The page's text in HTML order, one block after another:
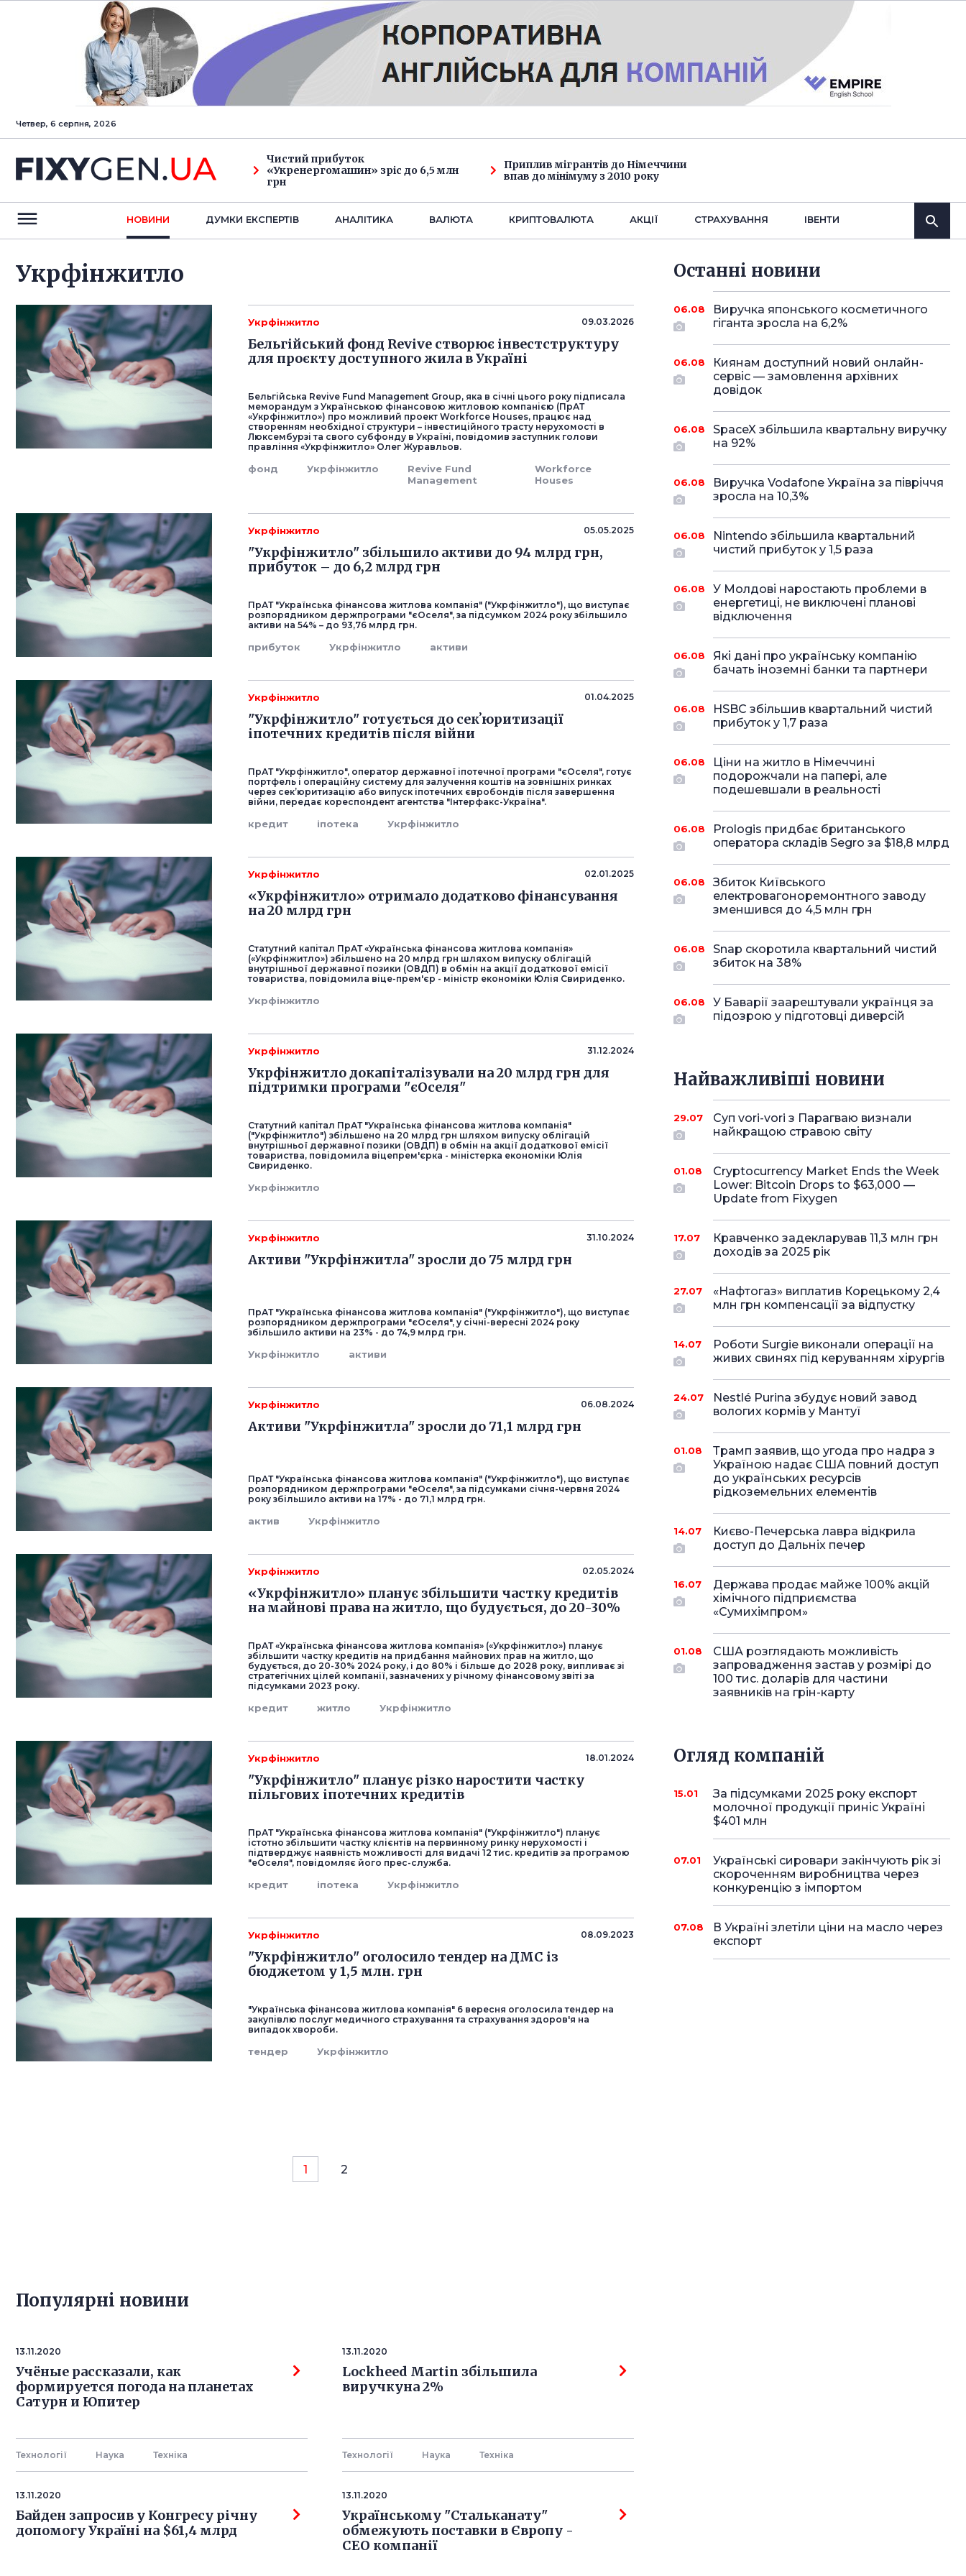
Четвер, 6 серпня, 2026
Чистий прибуток
«Укренергомашин» зріс до 6,5 млн
грн
Приплив мігрантів до Німеччини
впав до мінімуму з 2010 року
НОВИНИ ДУМКИ ЕКСПЕРТIВ АНАЛIТИКА ВАЛЮТА КРИПТОВАЛЮТА АКЦІЇ СТРАХУВАННЯ IВЕНТИ
Укрфінжитло
Укрфінжитло 09.03.2026
Бельгійський фонд Revive створює інвестструктуру
для проєкту доступного жила в Україні
Бельгійська Revive Fund Management Group, яка в січні цього року підписала
меморандум з Українською фінансовою житловою компанією (ПрАТ
«Укрфінжитло») про можливий проект Workforce Houses, працює над
створенням необхідної структури – інвестиційного трасту нерухомості в
Люксембурзі та свого субфонду в Україні, повідомив заступник голови
правління «Укрфінжитло» Олег Журавльов.
фонд Укрфінжитло
Revive Fund
Management
Workforce
Houses
Укрфінжитло 05.05.2025
"Укрфінжитло" збільшило активи до 94 млрд грн,
прибуток – до 6,2 млрд грн
ПрАТ "Українська фінансова житлова компанія" ("Укрфінжитло"), що виступає
розпорядником держпрограми "єОселя", за підсумком 2024 року збільшило
активи на 54% – до 93,76 млрд грн.
прибуток Укрфінжитло активи
Укрфінжитло 01.04.2025
"Укрфінжитло" готується до секʼюритизації
іпотечних кредитів після війни
ПрАТ "Укрфінжитло", оператор державної іпотечної програми "єОселя", готує
портфель і операційну систему для залучення коштів на зовнішніх ринках
через секʼюритизацію або випуск іпотечних євробондів після завершення
війни, передає кореспондент агентства "Інтерфакс-Україна".
кредит іпотека Укрфінжитло
Укрфінжитло 02.01.2025
«Укрфінжитло» отримало додатково фінансування
на 20 млрд грн
Статутний капітал ПрАТ «Українська фінансова житлова компанія»
(«Укрфінжитло») збільшено на 20 млрд грн шляхом випуску облігацій
внутрішньої державної позики (ОВДП) в обмін на акції додаткової емісії
товариства, повідомила віце-прем'єр - міністр економіки Юлія Свириденко.
Укрфінжитло
Укрфінжитло 31.12.2024
Укрфінжитло докапіталізували на 20 млрд грн для
підтримки програми "єОселя"
Статутний капітал ПрАТ "Українська фінансова житлова компанія"
("Укрфінжитло") збільшено на 20 млрд грн шляхом випуску облігацій
внутрішньої державної позики (ОВДП) в обмін на акції додаткової емісії
товариства, повідомила віцепрем'єрка - міністерка економіки Юлія
Свириденко.
Укрфінжитло
Укрфінжитло 31.10.2024
Активи "Укрфінжитла" зросли до 75 млрд грн
ПрАТ "Українська фінансова житлова компанія" ("Укрфінжитло"), що виступає
розпорядником держпрограми "єОселя", у січні-вересні 2024 року
збільшило активи на 23% - до 74,9 млрд грн.
Укрфінжитло активи
Укрфінжитло 06.08.2024
Активи "Укрфінжитла" зросли до 71,1 млрд грн
ПрАТ "Українська фінансова житлова компанія" ("Укрфінжитло"), що виступає
розпорядником держпрограми "еОселя", за підсумками січня-червня 2024
року збільшило активи на 17% - до 71,1 млрд грн.
актив Укрфінжитло
Укрфінжитло 02.05.2024
«Укрфінжитло» планує збільшити частку кредитів
на майнові права на житло, що будується, до 20-30%
ПрАТ «Українська фінансова житлова компанія» («Укрфінжитло») планує
збільшити частку кредитів на придбання майнових прав на житло, що
будується, до 20-30% 2024 року, і до 80% і більше до 2028 року, випливає зі
стратегічних цілей компанії, зазначених у річному фінансовому звіті за
підсумками 2023 року.
кредит житло Укрфінжитло
Укрфінжитло 18.01.2024
"Укрфінжитло" планує різко наростити частку
пільгових іпотечних кредитів
ПрАТ "Українська фінансова житлова компанія" ("Укрфінжитло") планує
істотно збільшити частку клієнтів на первинному ринку нерухомості і
підтверджує наявність можливості для видачі 12 тис. кредитів за програмою
"еОселя", повідомляє його прес-служба.
кредит іпотека Укрфінжитло
Укрфінжитло 08.09.2023
"Укрфінжитло" оголосило тендер на ДМС із
бюджетом у 1,5 млн. грн
"Українська фінансова житлова компанія" 6 вересня оголосила тендер на
закупівлю послуг медичного страхування та страхування здоров'я на
випадок хвороби.
тендер Укрфінжитло
1 2
Популярнi новини
13.11.2020
Учёные рассказали, как
формируется погода на планетах
Сатурн и Юпитер
Технології Наука Технiка
13.11.2020
Lockheed Martin збільшила
виручкуна 2%
Технології Наука Технiка
13.11.2020
Байден запросив у Конгресу річну
допомогу Україні на $61,4 млрд
13.11.2020
Українському "Стальканату"
обмежують поставки в Європу -
СЕО компанії
Останнi новини
06.08
Виручка японського косметичного
гіганта зросла на 6,2%
06.08
Киянам доступний новий онлайн-
сервіс — замовлення архівних
довідок
06.08
SpaceX збільшила квартальну виручку
на 92%
06.08
Виручка Vodafone Україна за півріччя
зросла на 10,3%
06.08
Nintendo збільшила квартальний
чистий прибуток у 1,5 раза
06.08
У Молдові наростають проблеми в
енергетиці, не виключені планові
відключення
06.08
Які дані про українську компанію
бачать іноземні банки та партнери
06.08
HSBC збільшив квартальний чистий
прибуток у 1,7 раза
06.08
Ціни на житло в Німеччині
подорожчали на папері, але
подешевшали в реальності
06.08
Prologis придбає британського
оператора складів Segro за $18,8 млрд
06.08
Збиток Київського
електровагоноремонтного заводу
зменшився до 4,5 млн грн
06.08
Snap скоротила квартальний чистий
збиток на 38%
06.08
У Баварії заарештували українця за
підозрою у підготовці диверсій
Найважливіші новини
29.07
Суп vori-vori з Парагваю визнали
найкращою стравою світу
01.08
Cryptocurrency Market Ends the Week
Lower: Bitcoin Drops to $63,000 —
Update from Fixygen
17.07
Кравченко задекларував 11,3 млн грн
доходів за 2025 рік
27.07
«Нафтогаз» виплатив Корецькому 2,4
млн грн компенсації за відпустку
14.07
Роботи Surgie виконали операції на
живих свинях під керуванням хірургів
24.07
Nestlé Purina збудує новий завод
вологих кормів у Мантуї
01.08
Трамп заявив, що угода про надра з
Україною надає США повний доступ
до українських ресурсів
рідкоземельних елементів
14.07
Києво-Печерська лавра відкрила
доступ до Дальніх печер
16.07
Держава продає майже 100% акцій
хімічного підприємства
«Сумихімпром»
01.08
США розглядають можливість
запровадження застав у розмірі до
100 тис. доларів для частини
заявників на грін-карту
Огляд компаній
15.01
За підсумками 2025 року експорт
молочної продукції приніс Україні
$401 млн
07.01
Українські сировари закінчують рік зі
скороченням виробництва через
конкуренцію з імпортом
07.08
В Україні злетіли ціни на масло через
експорт